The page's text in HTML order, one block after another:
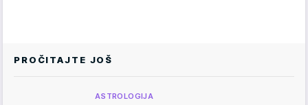
PROČITAJTE JOŠ
ASTROLOGIJA